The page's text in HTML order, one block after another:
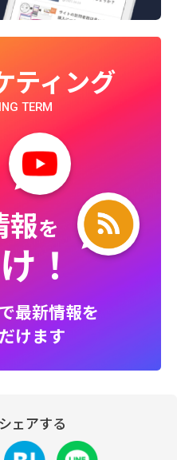
ティング
TERM
報を
！
最新情報を
けます
ェアする